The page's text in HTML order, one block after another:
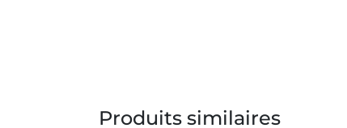
Produits similaires